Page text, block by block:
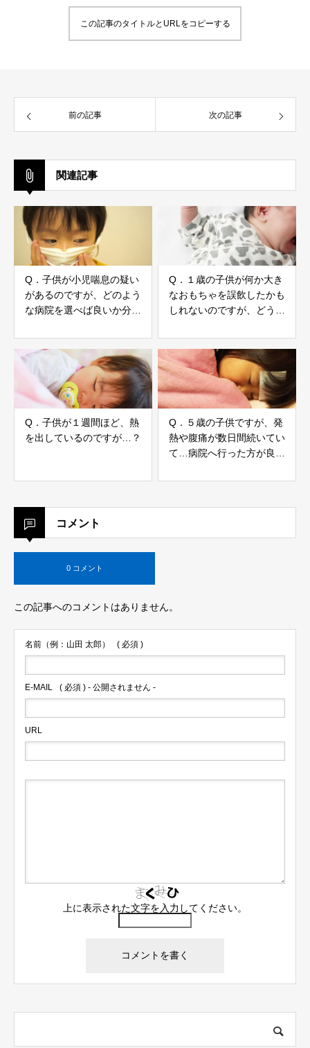
この記事のタイトルとURLをコピーする
前の記事 次の記事
関連記事
Q．子供が小児喘息の疑い
があるのですが、どのよう
な病院を選べば良いか分か
Q．１歳の子供が何か大き
なおもちゃを誤飲したかも
しれないのですが、どう対
Q．子供が１週間ほど、熱
を出しているのですが…？
Q．５歳の子供ですが、発
熱や腹痛が数日間続いてい
て…病院へ行った方が良い
コメント
0 コメント
この記事へのコメントはありません。
名前（例：山田 太郎） ( 必須 )
E-MAIL ( 必須 ) - 公開されません -
URL
上に表示された文字を入力してください。